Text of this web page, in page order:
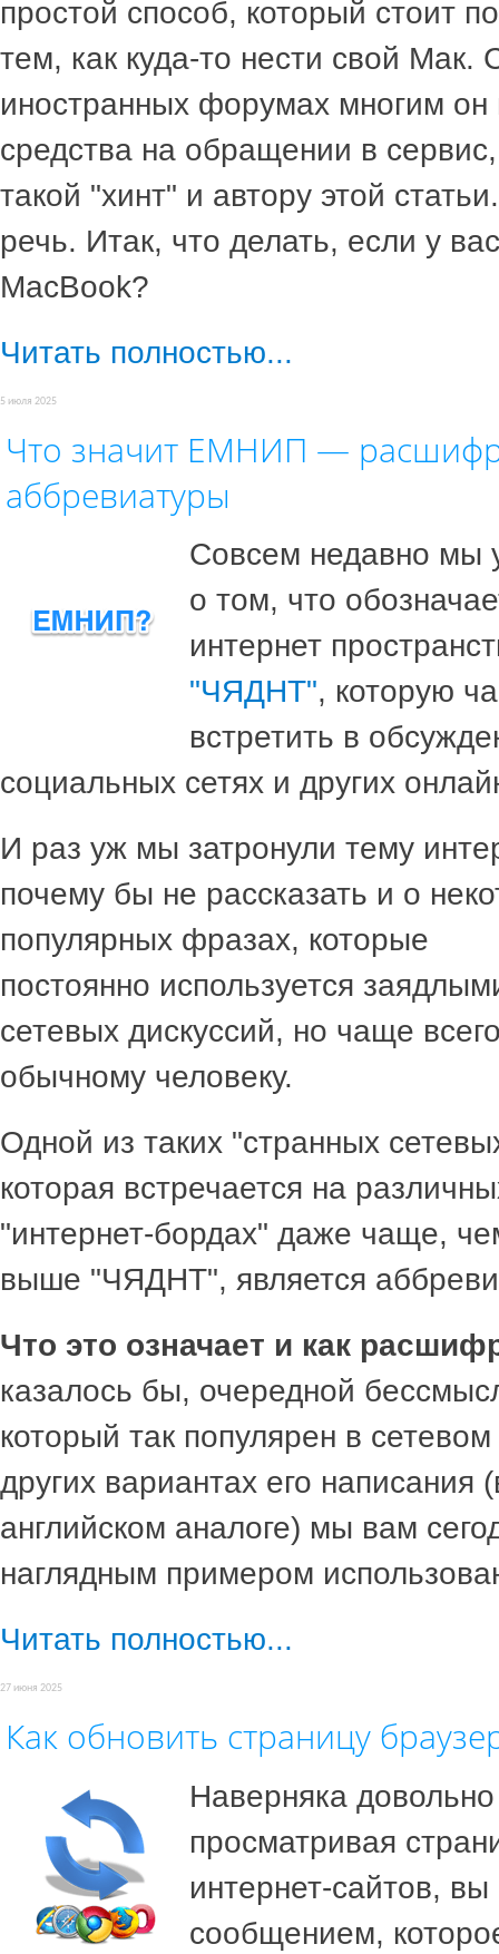
простой способ, который стоит
тем, как куда-то нести свой Мак.
иностранных форумах многим он
средства на обращении в
такой "хинт" и автору этой
речь. Итак, что делать, если у
MacBook?
Читать полностью...
5 июля 2025
Что значит ЕМНИП —
аббревиатуры
Совсем недавно мы
о том, что
интернет
"ЧЯДНТ", которую
встретить в
социальных сетях и других
И раз уж мы затронули тему
почему бы не рассказать и о
популярных фразах, которые
постоянно используется
сетевых дискуссий, но чаще
обычному человеку.
Одной из таких "странных
которая встречается на
"интернет-бордах" даже чаще,
выше "ЧЯДНТ", является
Что это означает и как
казалось бы, очередной
который так популярен в
других вариантах его написания
английском аналоге) мы вам
наглядным примером
Читать полностью...
27 июня 2025
Как обновить страницу
Наверняка
просматривая
интернет-сайтов, вы
сообщением,